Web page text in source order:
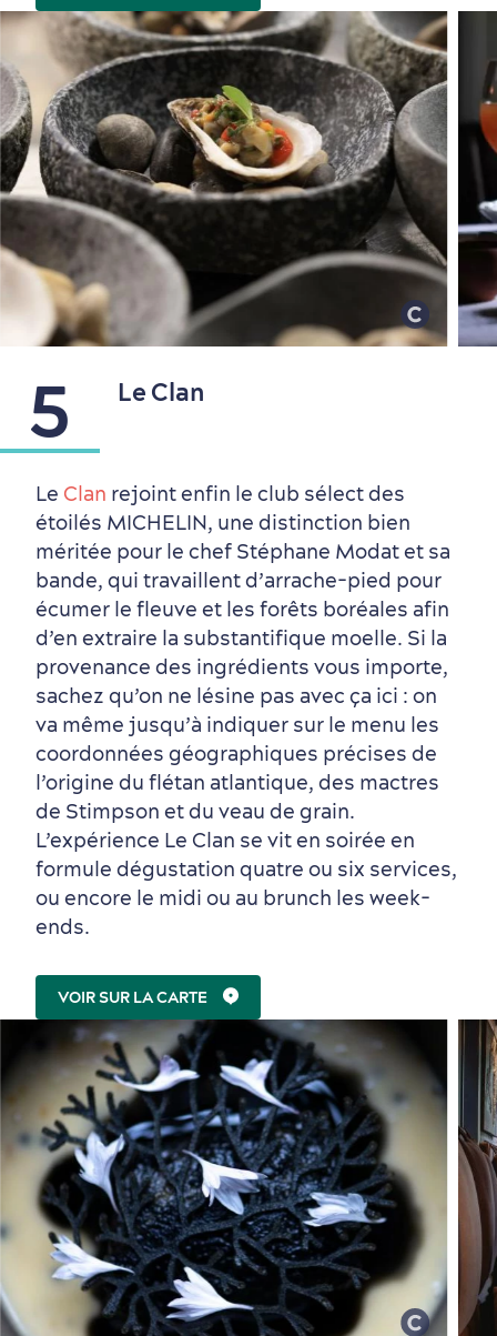
Nature à proximité
Magasinage
5 Le Clan
Le Clan rejoint enfin le club sélect des
étoilés MICHELIN, une distinction bien
méritée pour le chef Stéphane Modat et sa
bande, qui travaillent d’arrache-pied pour
écumer le fleuve et les forêts boréales afin
d’en extraire la substantifique moelle. Si la
provenance des ingrédients vous importe,
sachez qu’on ne lésine pas avec ça ici : on
va même jusqu’à indiquer sur le menu les
coordonnées géographiques précises de
l’origine du flétan atlantique, des mactres
de Stimpson et du veau de grain.
L’expérience Le Clan se vit en soirée en
formule dégustation quatre ou six services,
ou encore le midi ou au brunch les week-
ends.
VOIR SUR LA CARTE